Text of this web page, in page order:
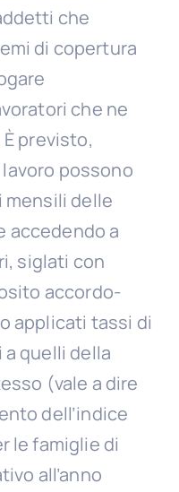
che
di copertura
che ne
previsto,
possono
mensili delle
accedendo a
siglati con
accordo-
applicati tassi di
quelli della
(vale a dire
dell’indice
le famiglie di
all’anno